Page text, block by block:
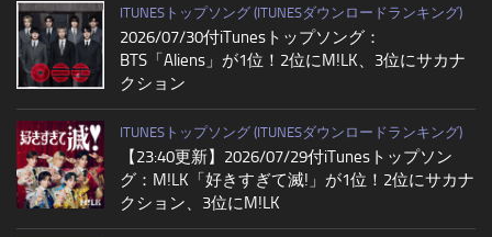
ITUNESトップソング (ITUNESダウンロードランキング)
2026/07/30付iTunesトップソング：
BTS「Aliens」が1位！2位にM!LK、3位にサカナ
クション
ITUNESトップソング (ITUNESダウンロードランキング)
【23:40更新】2026/07/29付iTunesトップソン
グ：M!LK「好きすぎて滅!」が1位！2位にサカナ
クション、3位にM!LK